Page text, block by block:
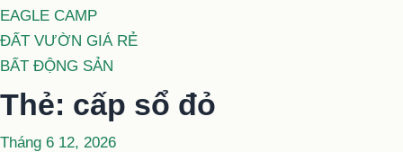
EAGLE CAMP
ĐẤT VƯỜN GIÁ RẺ
BẤT ĐỘNG SẢN
Thẻ: cấp sổ đỏ
Đăng
Tháng 6 12, 2026